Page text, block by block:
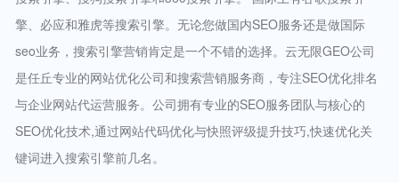
擎、必应和雅虎等搜索引擎。无论您做国内SEO服务还是做国际
seo业务，搜索引擎营销肯定是一个不错的选择。云无限GEO公司
是任丘专业的网站优化公司和搜索营销服务商，专注SEO优化排名
与企业网站代运营服务。公司拥有专业的SEO服务团队与核心的
SEO优化技术,通过网站代码优化与快照评级提升技巧,快速优化关
键词进入搜索引擎前几名。